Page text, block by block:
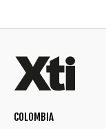
COLOMBIA